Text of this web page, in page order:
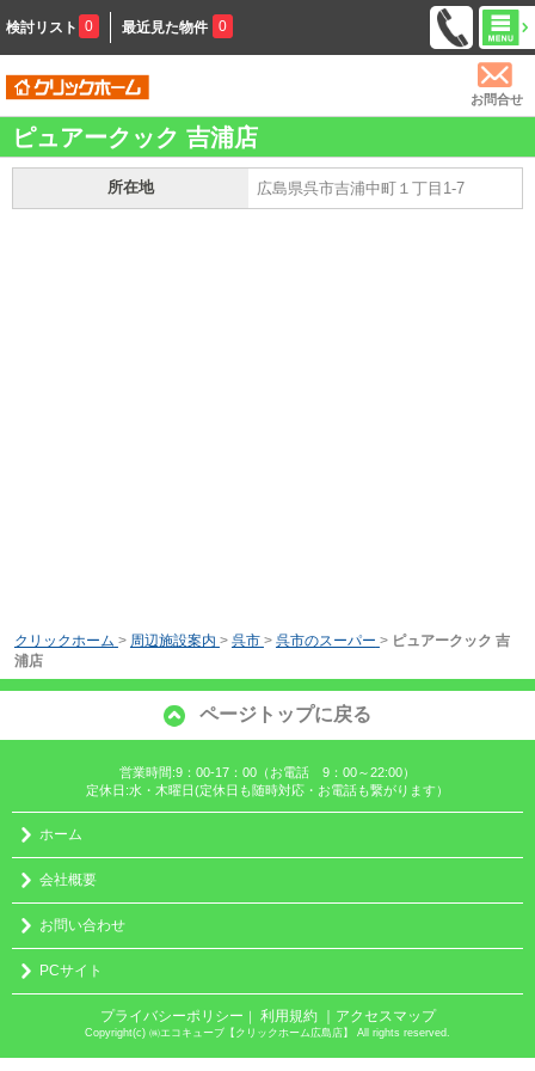
検討リスト 0 最近見た物件 0
お問合せ
ピュアークック 吉浦店
所在地 広島県呉市吉浦中町１丁目1-7
クリックホーム > 周辺施設案内 > 呉市 > 呉市のスーパー > ピュアークック 吉
浦店
ページトップに戻る
営業時間:9：00-17：00（お電話 9：00～22:00）
定休日:水・木曜日(定休日も随時対応・お電話も繋がります）
ホーム
会社概要
お問い合わせ
PCサイト
プライバシーポリシー ｜ 利用規約 ｜アクセスマップ
Copyright(c) ㈱エコキューブ【クリックホーム広島店】 All rights reserved.